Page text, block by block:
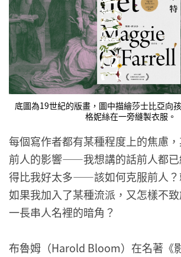
底圖為19世紀的版畫，圖中描繪莎士比亞向
格妮絲在一旁縫製衣服。
每個寫作者都有某種程度上的焦慮
前人的影響——我想講的話前人都已
得比我好太多——該如何克服前人？
如果我加入了某種流派，又怎樣不
一長串人名裡的暗角？
布魯姆（Harold Bloom）在名著《